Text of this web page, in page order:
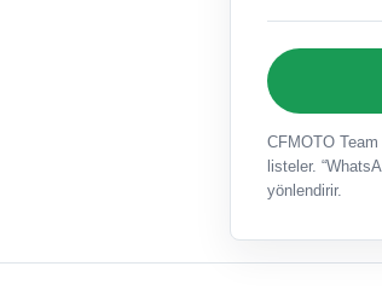
CFMOTO
listeler.
yönlendirir.